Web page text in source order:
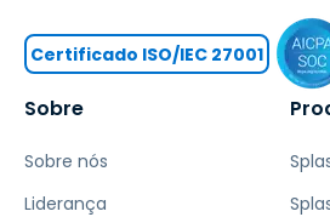
Sobre
Sobre nós
Liderança
Certificado ISO/IEC 27001